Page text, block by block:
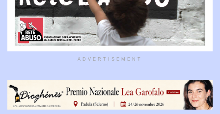
ADVERTISEMENT